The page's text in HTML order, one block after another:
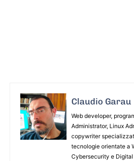
Claudio Garau
Web developer,
Administrator, Linux
copywriter
tecnologie orientate a
Cybersecurity e